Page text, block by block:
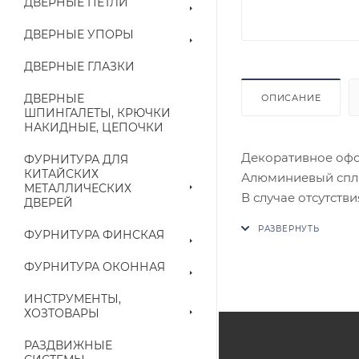
ДВЕРНЫЕ УПОРЫ
ДВЕРНЫЕ ГЛАЗКИ
ДВЕРНЫЕ
ШПИНГАЛЕТЫ, КРЮЧКИ
НАКИДНЫЕ, ЦЕПОЧКИ
ФУРНИТУРА ДЛЯ
КИТАЙСКИХ
МЕТАЛЛИЧЕСКИХ
ДВЕРЕЙ
ФУРНИТУРА ФИНСКАЯ
ФУРНИТУРА ОКОННАЯ
ИНСТРУМЕНТЫ,
ХОЗТОВАРЫ
РАЗДВИЖНЫЕ
ОПИСАНИЕ
Декоративное
Алюминиевый
В случае